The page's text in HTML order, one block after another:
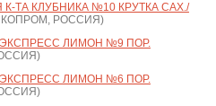
ТА КЛУБНИКА №10 КРУТКА САХ./
РОССИЯ)
ЛИМОН №9 ПОР.
ЛИМОН №6 ПОР.